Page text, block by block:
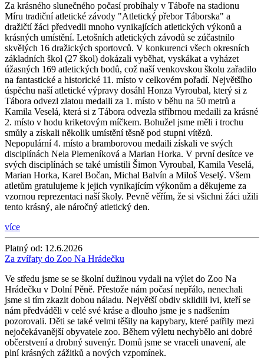
Za krásného slunečného počasí probíhaly v Táboře na stadionu
Míru tradiční atletické závody "Atletický přebor Táborska" a
dražičtí žáci předvedli mnoho vynikajících atletických výkonů a
krásných umístění. Letošních atletických závodů se zúčastnilo
skvělých 16 dražických sportovců. V konkurenci všech okresních
základních škol (27 škol) dokázali vyběhat, vyskákat a vyházet
úžasných 169 atletických bodů, což naší venkovskou školu zařadilo
na fantastické a historické 11. místo v celkovém pořadí. Největšího
úspěchu naší atletické výpravy dosáhl Honza Vyroubal, který si z
Tábora odvezl zlatou medaili za 1. místo v běhu na 50 metrů a
Kamila Veselá, která si z Tábora odvezla stříbrnou medaili za krásné
2. místo v hodu kriketovým míčkem. Bohužel jsme měli i trochu
smůly a získali několik umístění těsně pod stupni vítězů.
Nepopulární 4. místo a bramborovou medaili získali ve svých
disciplínách Nela Plemeníková a Marian Horka. V první desítce ve
svých disciplínách se také umístili Šimon Vyroubal, Kamila Veselá,
Marian Horka, Karel Bočan, Michal Balvín a Miloš Veselý. Všem
atletům gratulujeme k jejich vynikajícím výkonům a děkujeme za
vzornou reprezentaci naší školy. Pevně věřím, že si všichni žáci užili
tento krásný, ale náročný atletický den.
více
Platný od: 12.6.2026
Za zvířaty do Zoo Na Hrádečku
Ve středu jsme se se školní dužinou vydali na výlet do Zoo Na
Hrádečku v Dolní Pěně. Přestože nám počasí nepřálo, nenechali
jsme si tím zkazit dobou náladu. Největší obdiv sklidili lvi, kteří se
nám předváděli v celé své kráse a dlouho jsme je s nadšením
pozorovali. Děti se také velmi těšily na kapybary, které patřily mezi
nejočekávanější obyvatele zoo. Během výletu nechybělo ani dobré
občerstvení a drobný suvenýr. Domů jsme se vraceli unavení, ale
plní krásných zážitků a nových vzpomínek.